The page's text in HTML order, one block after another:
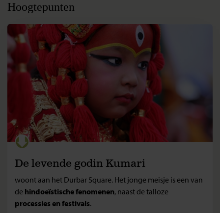
Hoogtepunten
De levende godin Kumari
woont aan het Durbar Square. Het jonge meisje is een van
de hindoeïstische fenomenen, naast de talloze
processies en festivals.